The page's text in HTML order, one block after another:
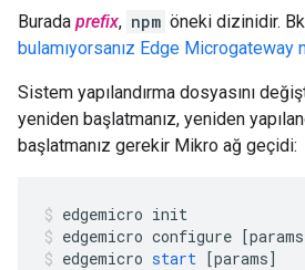
Burada prefix, npm öneki dizinidir.
bulamıyorsanız Edge Microgateway
Sistem yapılandırma dosyasını
yeniden başlatmanız, yeniden
başlatmanız gerekir Mikro ağ geçidi:
edgemicro init
edgemicro configure [params
edgemicro start [params]